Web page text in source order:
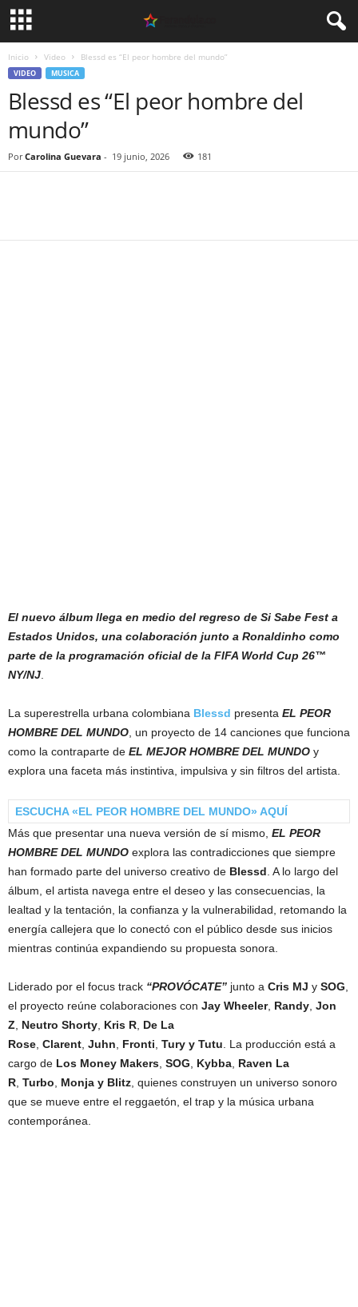
Inicio Video Blessd es “El peor hombre del mundo”
VIDEO MUSICA
Blessd es “El peor hombre del
mundo”
Por Carolina Guevara - 19 junio, 2026 181
El nuevo álbum llega en medio del regreso de Si Sabe Fest a
Estados Unidos, una colaboración junto a Ronaldinho como
parte de la programación oficial de la FIFA World Cup 26™
NY/NJ
La superestrella urbana colombiana Blessd presenta EL PEOR
HOMBRE DEL MUNDO , un proyecto de 14 canciones que funciona
como la contraparte de EL MEJOR HOMBRE DEL MUNDO y
explora una faceta más instintiva, impulsiva y sin filtros del artista.
ESCUCHA «EL PEOR HOMBRE DEL MUNDO» AQUÍ
Más que presentar una nueva versión de sí mismo, EL PEOR
HOMBRE DEL MUNDO explora las contradicciones que siempre
han formado parte del universo creativo de Blessd . A lo largo del
álbum, el artista navega entre el deseo y las consecuencias, la
lealtad y la tentación, la confianza y la vulnerabilidad, retomando la
energía callejera que lo conectó con el público desde sus inicios
mientras continúa expandiendo su propuesta sonora.
Liderado por el focus track “PROVÓCATE” junto a Cris MJ y SOG
el proyecto reúne colaboraciones con Jay Wheeler, Randy Jon
Z
Neutro Shorty Kris R De La
Rose Clarent Juhn Fronti Tury y Tutu . La producción está a
cargo de Los Money Makers SOG Kybba Raven La
R Turbo Monja y Blitz , quienes construyen un universo sonoro
que se mueve entre el reggaetón, el trap y la música urbana
contemporánea.